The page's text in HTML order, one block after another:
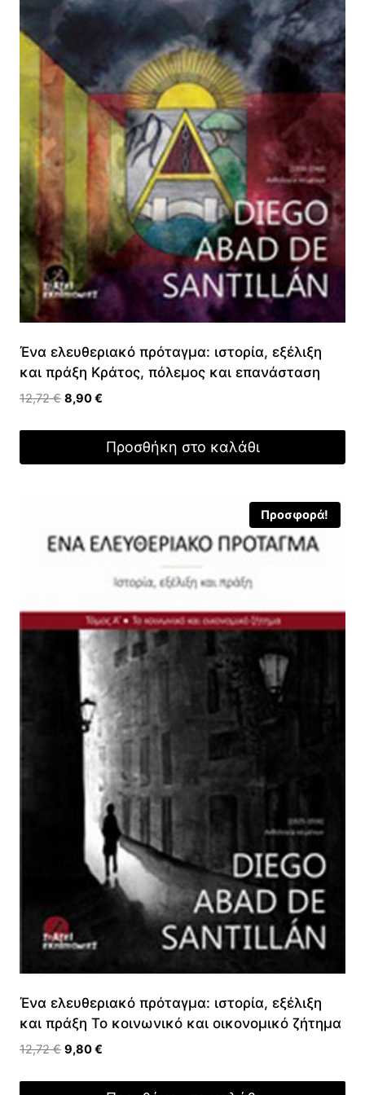
Ένα ελευθεριακό πρόταγμα: ιστορία, εξέλιξη
και πράξη Κράτος, πόλεμος και επανάσταση
12,72€ Original
12,72 €.
8,90€
είναι:
Προσθήκη στο καλάθι
Προσφορά!
Ένα ελευθεριακό πρόταγμα: ιστορία, εξέλιξη
και πράξη Το κοινωνικό και οικονομικό ζήτημα
12,72€ Original
was:
9,80€
τιμή